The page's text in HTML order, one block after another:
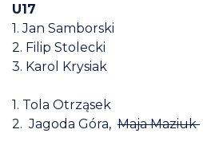
U17
1. Jan Samborski
2. Filip Stolecki
3. Karol Krysiak
1. Tola Otrząsek
2.Jagoda Góra, Maja Maziuk